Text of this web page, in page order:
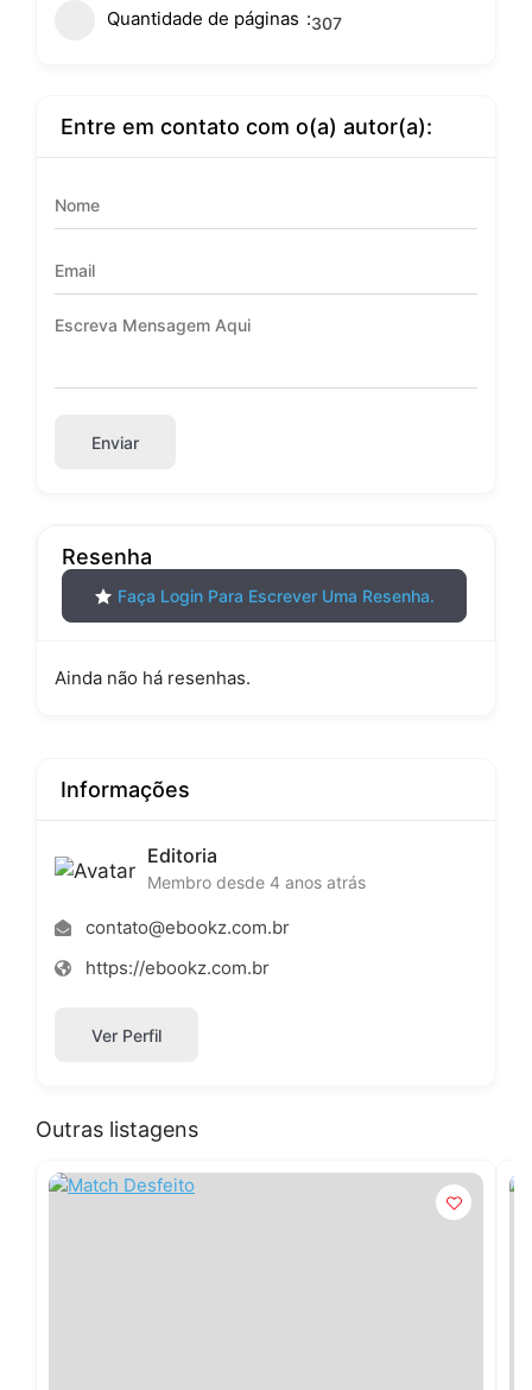
Quantidade de páginas
307
Entre em contato com o(a) autor(a):
Enviar
Resenha
Faça Login Para Escrever Uma Resenha.
Ainda não há resenhas.
Informações
Editoria
Membro desde 4 anos atrás
contato@ebookz.com.br
https://ebookz.com.br
Ver Perfil
Outras listagens